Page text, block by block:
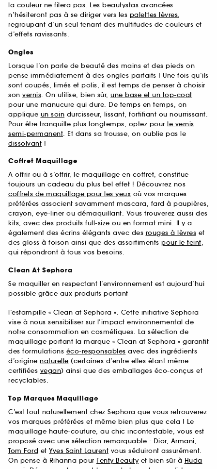
la couleur ne filera pas. Les beautystas avancées
n’hésiteront pas à se diriger vers les palettes lèvres,
regroupant d’un seul tenant des multitudes de couleurs et
d’effets ravissants.
Ongles
Lorsque l’on parle de beauté des mains et des pieds on
pense immédiatement à des ongles parfaits ! Une fois qu’ils
sont coupés, limés et polis, il est temps de penser à choisir
son vernis. On utilise, bien sûr, une base et un top-coat
pour une manucure qui dure. De temps en temps, on
applique un soin durcisseur, lissant, fortifiant ou nourrissant.
Pour être tranquille plus longtemps, optez pour le vernis
semi-permanent. Et dans sa trousse, on oublie pas le
dissolvant !
Coffret Maquillage
A offrir ou à s’offrir, le maquillage en coffret, constitue
toujours un cadeau du plus bel effet ! Découvrez nos
coffrets de maquillage pour les yeux où vos marques
préférées associent savamment mascara, fard à paupières,
crayon, eye-liner ou démaquillant. Vous trouverez aussi des
kits, avec des produits full-size ou en format mini. Il y a
également des écrins élégants avec des rouges à lèvres et
des gloss à foison ainsi que des assortiments pour le teint,
qui répondront à tous vos besoins.
Clean At Sephora
Se maquiller en respectant l’environnement est aujourd’hui
possible grâce aux produits portant
l’estampille « Clean at Sephora ». Cette initiative Sephora
vise à nous sensibiliser sur l’impact environnemental de
notre consommation en cosmétiques. La sélection de
maquillage portant la marque « Clean at Sephora » garantit
des formulations éco-responsables avec des ingrédients
d’origine naturelle (certaines d’entre elles étant même
certifiées vegan) ainsi que des emballages éco-conçus et
recyclables.
Top Marques Maquillage
C’est tout naturellement chez Sephora que vous retrouverez
vos marques préférées et même bien plus que cela ! Le
maquillage haute-couture, au chic incontestable, vous est
proposé avec une sélection remarquable : Dior, Armani,
Tom Ford et Yves Saint Laurent vous séduiront assurément.
On pense à Rihanna pour Fenty Beautyet bien sûr à Huda